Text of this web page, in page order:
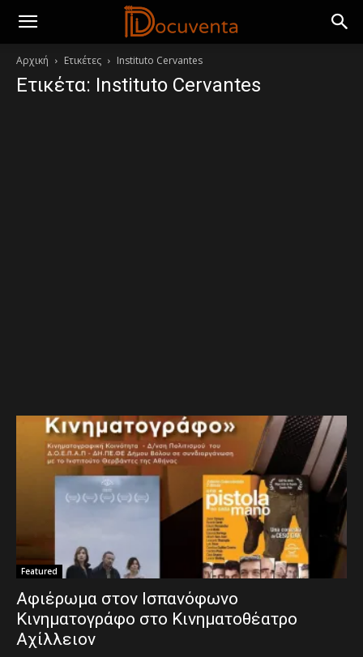
Αρχική Ετικέτες Instituto Cervantes
Ετικέτα: Instituto Cervantes
Featured
Αφιέρωμα στον Ισπανόφωνο
Κινηματογράφο στο Κινηματοθέατρο
Αχίλλειον